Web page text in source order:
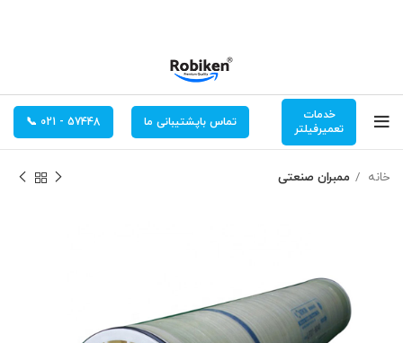
خدمات
تعمیرفیلتر
تماس باپشتیبانی ما 57448 - 021 📞
خانه ممبران صنعتی